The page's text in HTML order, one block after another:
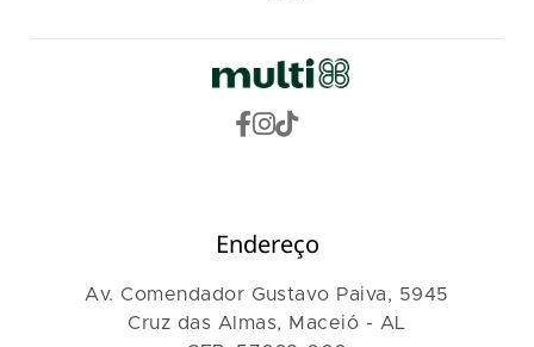
Endereço
Av. Comendador Gustavo Paiva, 5945
Cruz das Almas, Maceió - AL